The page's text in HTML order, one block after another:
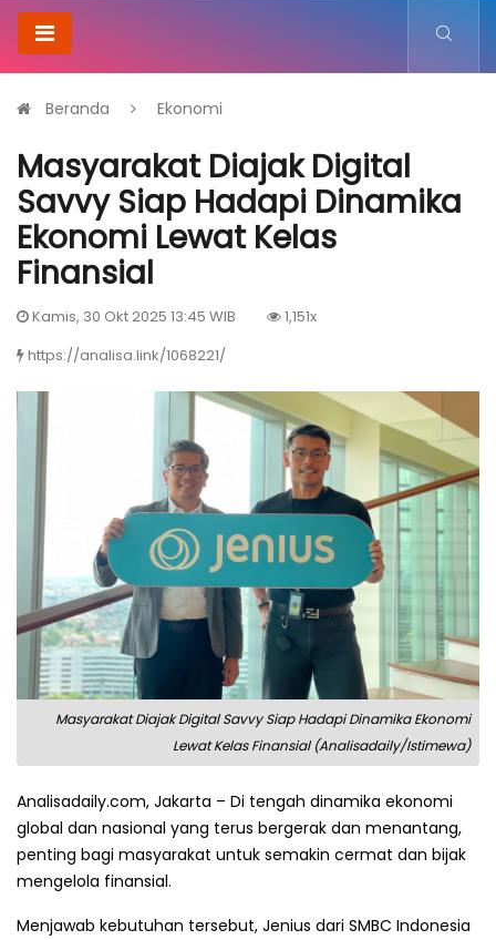
Beranda Ekonomi
Masyarakat Diajak Digital
Savvy Siap Hadapi Dinamika
Ekonomi Lewat Kelas
Finansial
Kamis, 30 Okt 2025 13:45 WIB
1,151x
https://analisa.link/1068221/
Masyarakat Diajak Digital Savvy Siap Hadapi Dinamika Ekonomi
Lewat Kelas Finansial (Analisadaily/Istimewa)
Analisadaily.com, Jakarta – Di tengah dinamika ekonomi
global dan nasional yang terus bergerak dan menantang,
penting bagi masyarakat untuk semakin cermat dan bijak
mengelola finansial.
Menjawab kebutuhan tersebut, Jenius dari SMBC Indonesia